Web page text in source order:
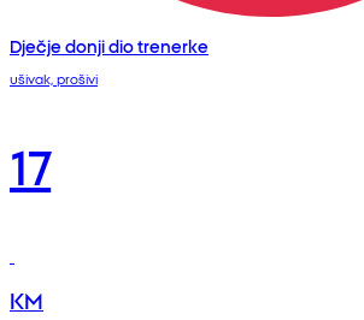
Dječje donji dio trenerke
ušivak, prošivi
17
KM